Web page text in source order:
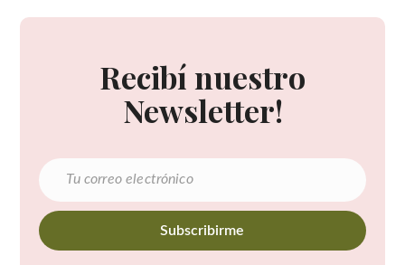
Recibí nuestro
Newsletter!